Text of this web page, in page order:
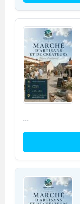
…